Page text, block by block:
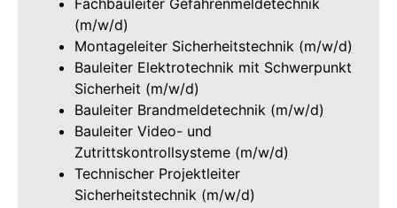
Fachbauleiter Gefahrenmeldetechnik
(m/w/d)
Montageleiter Sicherheitstechnik (m/w/d)
Bauleiter Elektrotechnik mit Schwerpunkt
Sicherheit (m/w/d)
Bauleiter Brandmeldetechnik (m/w/d)
Bauleiter Video- und
Zutrittskontrollsysteme (m/w/d)
Technischer Projektleiter
Sicherheitstechnik (m/w/d)